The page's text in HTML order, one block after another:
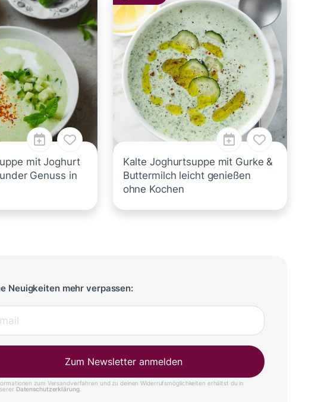
mit Joghurt
Genuss in
Kalte Joghurtsuppe mit Gurke &
Buttermilch leicht genießen
ohne Kochen
Neuigkeiten mehr verpassen:
Zum Newsletter anmelden
zum Versandverfahren und zu deinen Widerrufsmöglichkeiten erhältst du in
Datenschutzerklärung.